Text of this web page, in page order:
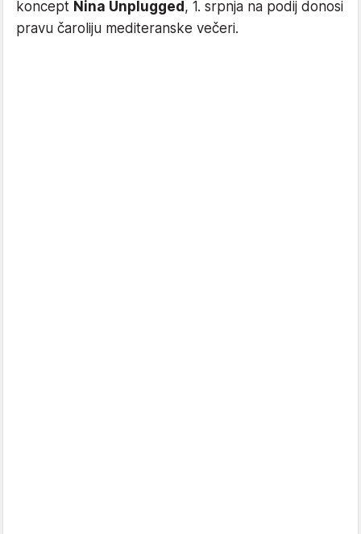
koncept Nina Unplugged , 1. srpnja na podij donosi
pravu čaroliju mediteranske večeri.